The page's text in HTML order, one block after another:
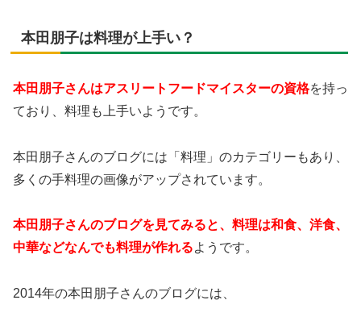
本田朋子は料理が上手い？
本田朋子さんはアスリートフードマイスターの資格を持っ
ており、料理も上手いようです。
本田朋子さんのブログには「料理」のカテゴリーもあり、
多くの手料理の画像がアップされています。
本田朋子さんのブログを見てみると、料理は和食、洋食、
中華などなんでも料理が作れるようです。
2014年の本田朋子さんのブログには、